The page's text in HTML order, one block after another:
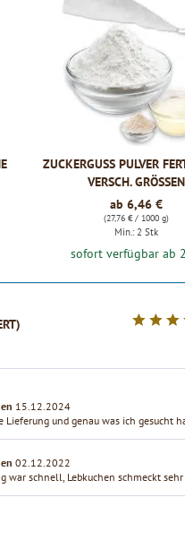
ZUCKERGUSS PULVER
VERSCH. GRÖSSEN
ab 6,46 €
(27,76 € / 1000 g)
Min.: 2 Stk
sofort verfügbar ab
15.12.2024
Lieferung und genau was ich gesucht
02.12.2022
war schnell, Lebkuchen schmeckt